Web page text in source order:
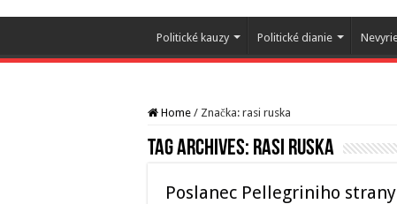
Politické kauzy Politické dianie
Home / Značka: rasi ruska
Tag Archives: rasi ruska
Poslanec Pellegriniho